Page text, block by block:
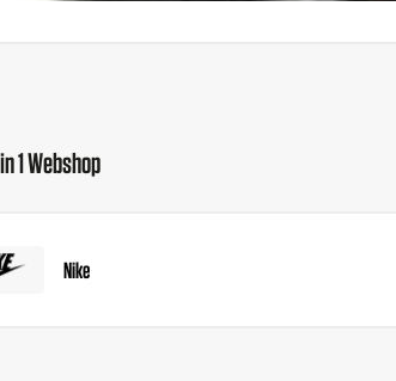
1 Webshop
Nike